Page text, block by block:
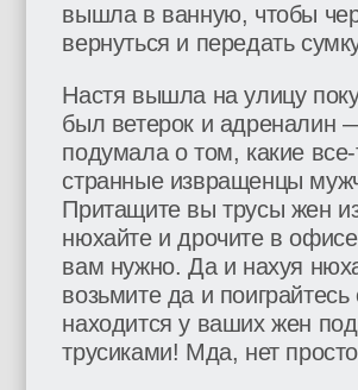
вышла в ванную, чтобы
вернуться и передать
Настя вышла на улицу
был ветерок и адреналин
подумала о том, какие все-
странные извращенцы
Притащите вы трусы жен
нюхайте и дрочите в
вам нужно. Да и нахуя
возьмите да и поиграйтесь
находится у ваших жен под
трусиками! Мда, нет